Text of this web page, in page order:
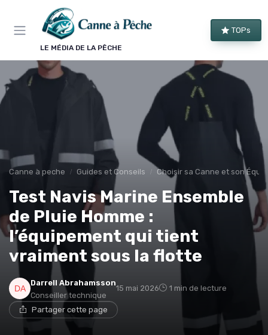
LE MÉDIA DE LA PÊCHE
TOPs
Canne à peche Guides et Conseils Choisir sa Canne et son
Test Navis Marine Ensemble
de Pluie Homme :
l’équipement qui tient
vraiment sous la flotte
Darrell Abrahamsson
Conseiller technique
15 mai 2026 1 min de lecture
Partager cette page
Panneau de gestion des cookies